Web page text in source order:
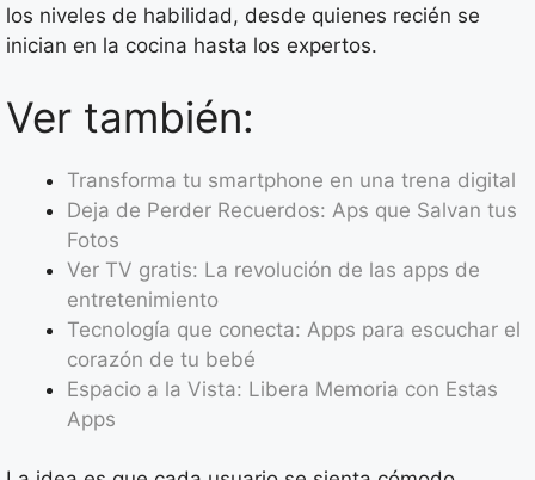
los niveles de habilidad, desde quienes recién se
inician en la cocina hasta los expertos.
Ver también:
Transforma tu smartphone en una trena digital
Deja de Perder Recuerdos: Aps que Salvan tus
Fotos
Ver TV gratis: La revolución de las apps de
entretenimiento
Tecnología que conecta: Apps para escuchar el
corazón de tu bebé
Espacio a la Vista: Libera Memoria con Estas
Apps